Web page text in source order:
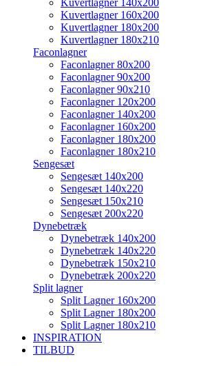
Kuvertlagner 140x200
Kuvertlagner 160x200
Kuvertlagner 180x200
Kuvertlagner 180x210
Faconlagner
Faconlagner 80x200
Faconlagner 90x200
Faconlagner 90x210
Faconlagner 120x200
Faconlagner 140x200
Faconlagner 160x200
Faconlagner 180x200
Faconlagner 180x210
Sengesæt
Sengesæt 140x200
Sengesæt 140x220
Sengesæt 150x210
Sengesæt 200x220
Dynebetræk
Dynebetræk 140x200
Dynebetræk 140x220
Dynebetræk 150x210
Dynebetræk 200x220
Split lagner
Split Lagner 160x200
Split Lagner 180x200
Split Lagner 180x210
INSPIRATION
TILBUD